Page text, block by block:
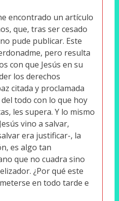
encontrado un artículo
que, tras ser cesado
pude publicar. Este
pero resulta
con que Jesús en su
los derechos
citada y proclamada
todo con lo que hoy
les supera. Y lo mismo
vino a salvar,
era justificar-, la
es algo tan
que no cuadra sino
¿Por qué este
en todo tarde e